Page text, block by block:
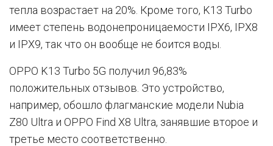
тепла возрастает на 20%. Кроме того, K13 Turbo
имеет степень водонепроницаемости IPX6, IPX8
и IPX9, так что он вообще не боится воды.
OPPO K13 Turbo 5G получил 96,83%
положительных отзывов. Это устройство,
например, обошло флагманские модели Nubia
Z80 Ultra и OPPO Find X8 Ultra, занявшие второе и
третье место соответственно.